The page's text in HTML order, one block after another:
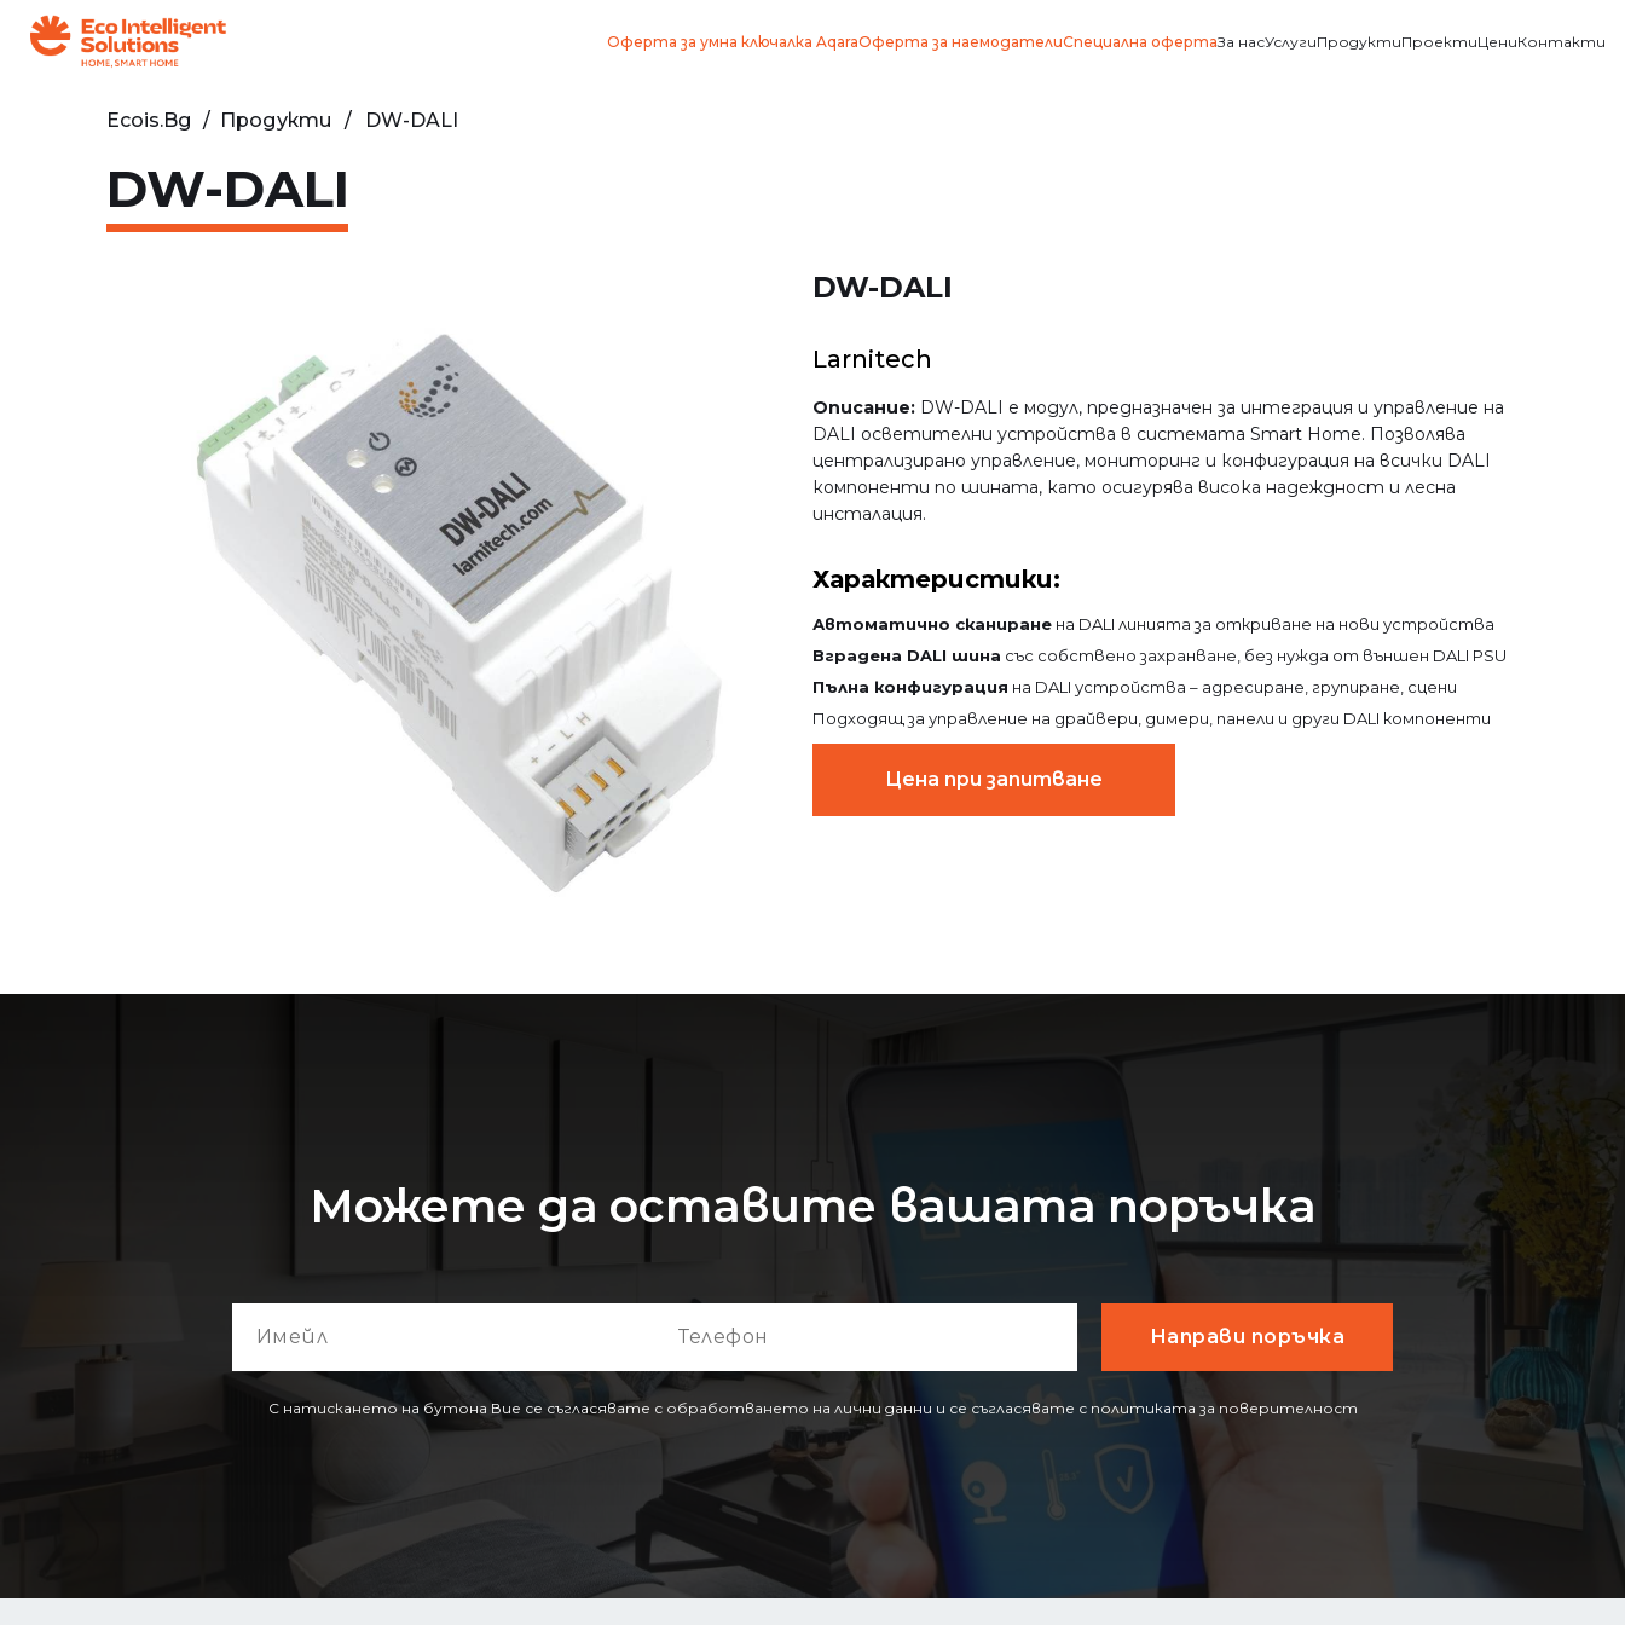
Оферта за умна ключалка AqaraОферта за наемодателиСпециална офертаЗа насУслугиПродуктиПроектиЦениКонтакти
Ecois.bg / Продукти DW-DALI
DW-DALI
DW-DALI
Larnitech
Описание: DW-DALI е модул, предназначен за интеграция и управление на
DALI осветителни устройства в системата Smart Home. Позволява
централизирано управление, мониторинг и конфигурация на всички DALI
компоненти по шината, като осигурява висока надеждност и лесна
инсталация.
Характеристики:
Автоматично сканиране на DALI линията за откриване на нови устройства
Вградена DALI шина със собствено захранване, без нужда от външен DALI PSU
Пълна конфигурация на DALI устройства – адресиране, групиране, сцени
Подходящ за управление на драйвери, димери, панели и други DALI компоненти
Цена при запитване
Можете да оставите вашата поръчка
С натискането на бутона Вие се съгласявате с обработването на лични данни и се съгласявате с политиката за поверителност